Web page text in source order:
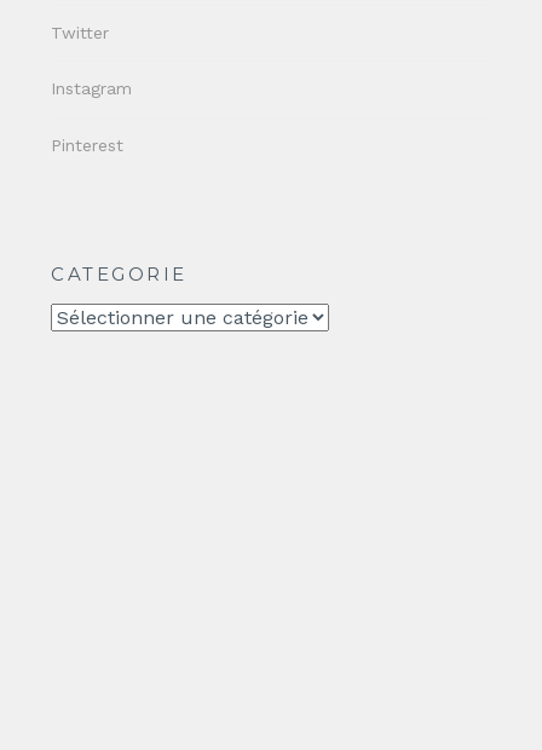
Twitter
Instagram
Pinterest
CATEGORIE
CATEGORIE